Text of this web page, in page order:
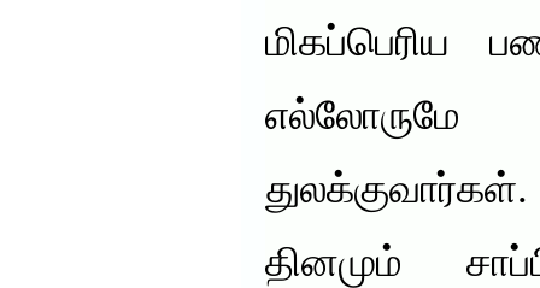
மிகப்பெரிய
தினமும்